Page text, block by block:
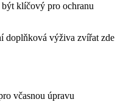
být klíčový pro ochranu
doplňková výživa zvířat zde
včasnou úpravu